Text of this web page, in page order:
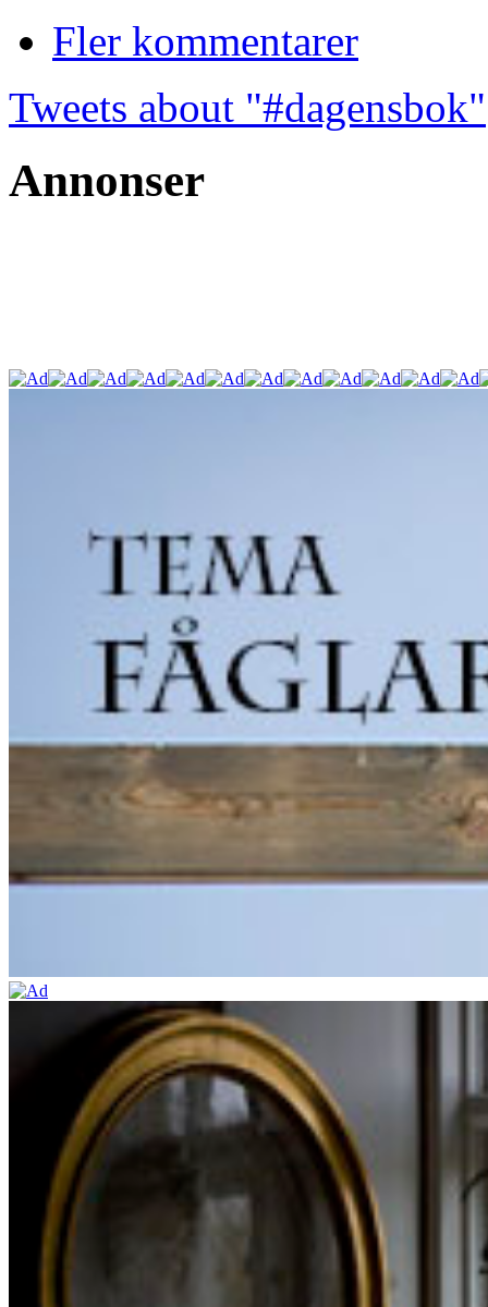
Fler kommentarer
Tweets about "#dagensbok"
Annonser